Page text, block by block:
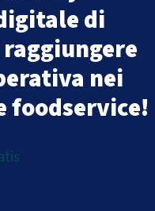
di
nei
foodservice!